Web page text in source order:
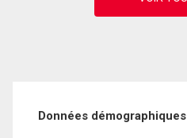
Données démographiques